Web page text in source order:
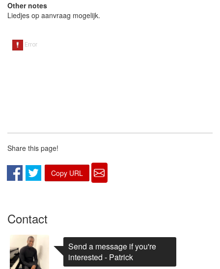
Other notes
Liedjes op aanvraag mogelijk.
Share this page!
Copy URL
Contact
Send a message if you're
interested - Patrick